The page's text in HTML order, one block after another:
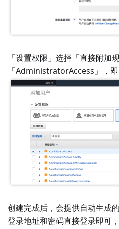
「设置权限」选择「直接附加
「AdministratorAccess」，
创建完成后，会提供自动生成
登录地址和密码直接登录即可